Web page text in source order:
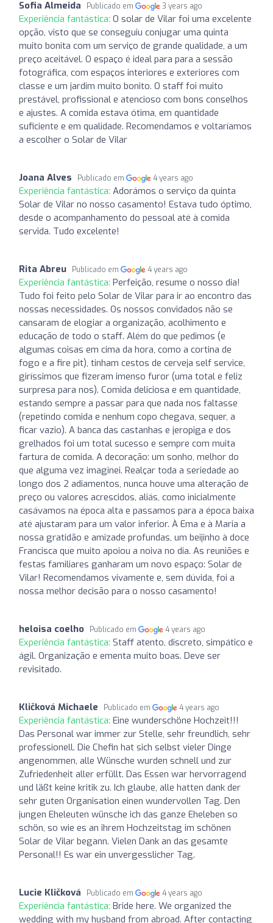
Sofia Almeida Publicado em 3 years ago
Experiência fantástica: O solar de Vilar foi uma excelente
opção, visto que se conseguiu conjugar uma quinta
muito bonita com um serviço de grande qualidade, a um
preço aceitável. O espaço é ideal para para a sessão
fotográfica, com espaços interiores e exteriores com
classe e um jardim muito bonito. O staff foi muito
prestável, profissional e atencioso com bons conselhos
e ajustes. A comida estava ótima, em quantidade
suficiente e em qualidade. Recomendamos e voltaríamos
a escolher o Solar de Vilar
Joana Alves Publicado em 4 years ago
Experiência fantástica: Adorámos o serviço da quinta
Solar de Vilar no nosso casamento! Estava tudo óptimo,
desde o acompanhamento do pessoal até à comida
servida. Tudo excelente!
Rita Abreu Publicado em 4 years ago
Experiência fantástica: Perfeição, resume o nosso dia!
Tudo foi feito pelo Solar de Vilar para ir ao encontro das
nossas necessidades. Os nossos convidados não se
cansaram de elogiar a organização, acolhimento e
educação de todo o staff. Além do que pedimos (e
algumas coisas em cima da hora, como a cortina de
fogo e a fire pit), tinham cestos de cerveja self service,
giríssimos que fizeram imenso furor (uma total e feliz
surpresa para nos). Comida deliciosa e em quantidade,
estando sempre a passar para que nada nos faltasse
(repetindo comida e nenhum copo chegava, sequer, a
ficar vazio). A banca das castanhas e jeropiga e dos
grelhados foi um total sucesso e sempre com muita
fartura de comida. A decoração: um sonho, melhor do
que alguma vez imaginei. Realçar toda a seriedade ao
longo dos 2 adiamentos, nunca houve uma alteração de
preço ou valores acrescidos, aliás, como inicialmente
casávamos na época alta e passamos para a época baixa
até ajustaram para um valor inferior. À Ema e à Maria a
nossa gratidão e amizade profundas, um beijinho à doce
Francisca que muito apoiou a noiva no dia. As reuniões e
festas familiares ganharam um novo espaço: Solar de
Vilar! Recomendamos vivamente e, sem dúvida, foi a
nossa melhor decisão para o nosso casamento!
heloisa coelho Publicado em 4 years ago
Experiência fantástica: Staff atento, discreto, simpático e
ágil. Organização e ementa muito boas. Deve ser
revisitado.
Kličková Michaele Publicado em 4 years ago
Experiência fantástica: Eine wunderschöne Hochzeit!!!
Das Personal war immer zur Stelle, sehr freundlich, sehr
professionell. Die Chefin hat sich selbst vieler Dinge
angenommen, alle Wünsche wurden schnell und zur
Zufriedenheit aller erfüllt. Das Essen war hervorragend
und läßt keine kritik zu. Ich glaube, alle hatten dank der
sehr guten Organisation einen wundervollen Tag. Den
jungen Eheleuten wünsche ich das ganze Eheleben so
schön, so wie es an ihrem Hochzeitstag im schönen
Solar de Vilar begann. Vielen Dank an das gesamte
Personal!! Es war ein unvergesslicher Tag.
Lucie Kličková Publicado em 4 years ago
Experiência fantástica: Bride here. We organized the
wedding with my husband from abroad. After contacting